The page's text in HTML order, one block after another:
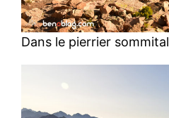
Dans le pierrier sommital